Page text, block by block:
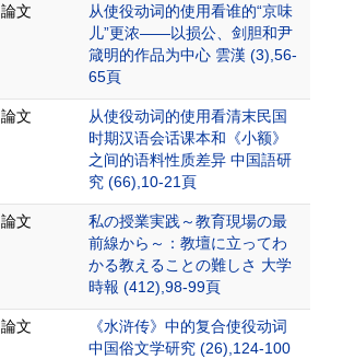
論文
从使役动词的使用看谁的“京味
儿”更浓――以损公、剑胆和尹
箴明的作品为中心 雲漢 (3),56-
65頁
論文
从使役动词的使用看清末民国
时期汉语会话课本和《小额》
之间的语料性质差异 中国語研
究 (66),10-21頁
論文
私の授業実践～教育現場の最
前線から～：教壇に立ってわ
かる教えることの難しさ 大学
時報 (412),98-99頁
論文
《水浒传》中的复合使役动词
中国俗文学研究 (26),124-100